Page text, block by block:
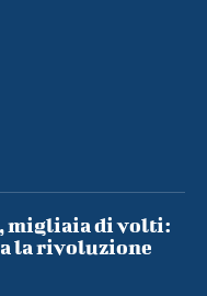
migliaia di volti:
la rivoluzione